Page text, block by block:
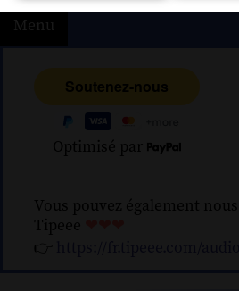
Menu
Optimisé par
Vous pouvez également
Tipeee
👉